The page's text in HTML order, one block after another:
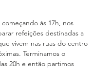
às 17h, nos
refeições destinadas a
vivem nas ruas do centro
Terminamos o
20h e então partimos